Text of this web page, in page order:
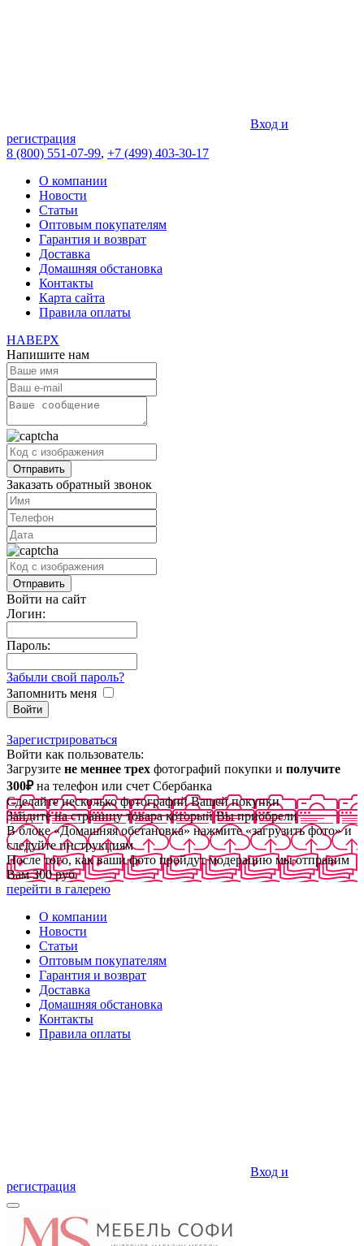
Вход и
регистрация
8 (800) 551-07-99, +7 (499) 403-30-17
О компании
Новости
Статьи
Оптовым покупателям
Гарантия и возврат
Доставка
Домашняя обстановка
Контакты
Карта сайта
Правила оплаты
НАВЕРХ
Напишите нам
Заказать обратный звонок
Войти на сайт
Логин:
Пароль:
Забыли свой пароль?
Запомнить меня
Зарегистрироваться
Войти как пользователь:
Загрузите не меннее трех фотографий покупки и получите
300₽на телефон или счет Сбербанка
Сделайте несколько фотографий Вашей покупки
Зайдите на страницу товара который Вы приобрели
В блоке «Домашняя обстановка» нажмите «загрузить фото» и
следуйте инструкциям
После того, как ваши фото пройдут модерацию мы отправим
Вам 300 руб
перейти в галерею
О компании
Новости
Статьи
Оптовым покупателям
Гарантия и возврат
Доставка
Домашняя обстановка
Контакты
Правила оплаты
Вход и
регистрация